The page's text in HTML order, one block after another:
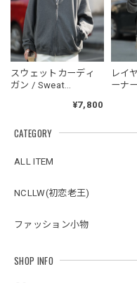
CATEGORY
ALL ITEM
NCLLW(初恋老王)
ファッション小物
SHOP INFO
ブラック/L
2026/05/28
2026/05/27
スウェットカーディ
ガン / Sweat
¥7,800
レイ
ーナ